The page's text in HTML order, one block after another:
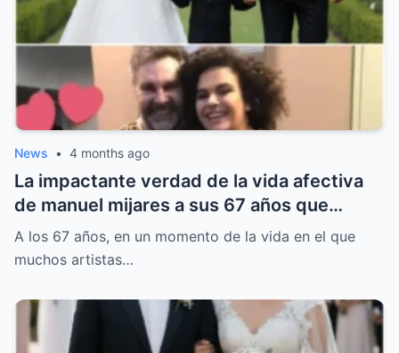
News • 4 months ago
La impactante verdad de la vida afectiva
de manuel mijares a sus 67 años que
rompió su silencio y dejó al descubierto
decisiones que nadie esperaba.
A los 67 años, en un momento de la vida en el que
muchos artistas…